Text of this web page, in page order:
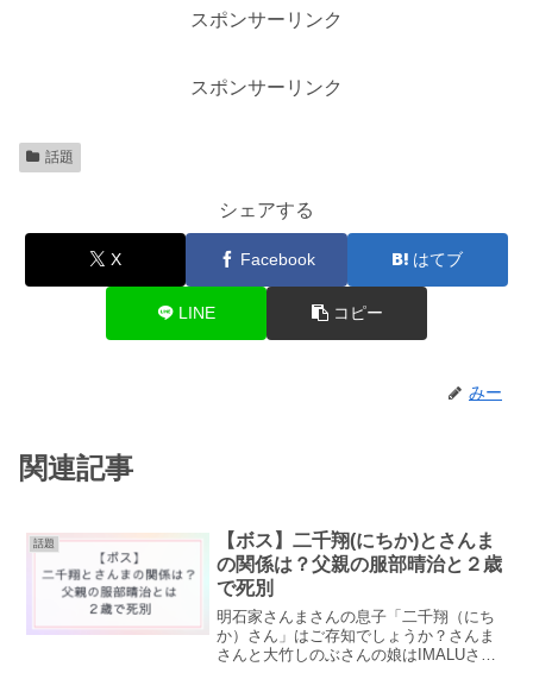
スポンサーリンク
スポンサーリンク
話題
シェアする
X Facebook はてブ
LINE コピー
みー
関連記事
話題
【ボス】二千翔(にちか)とさんま
の関係は？父親の服部晴治と２歳
で死別
明石家さんまさんの息子「二千翔（にち
か）さん」はご存知でしょうか？さんま
さんと大竹しのぶさんの娘はIMALUさん